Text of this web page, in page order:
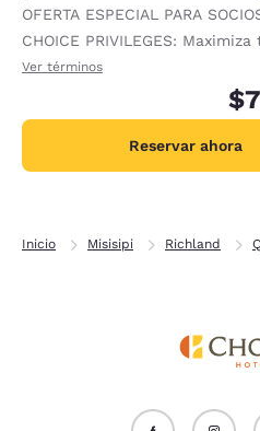
OFERTA ESPECIAL PARA
CHOICE PRIVILEGES: Maximiza
recompensas al recibir 1000
Ver términos
Reservar ahora
Inicio Misisipi Richland